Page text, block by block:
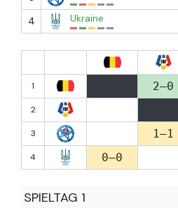
4
Ukraine
1 2–0
2
3 1–1
4 0–0
SPIELTAG 1